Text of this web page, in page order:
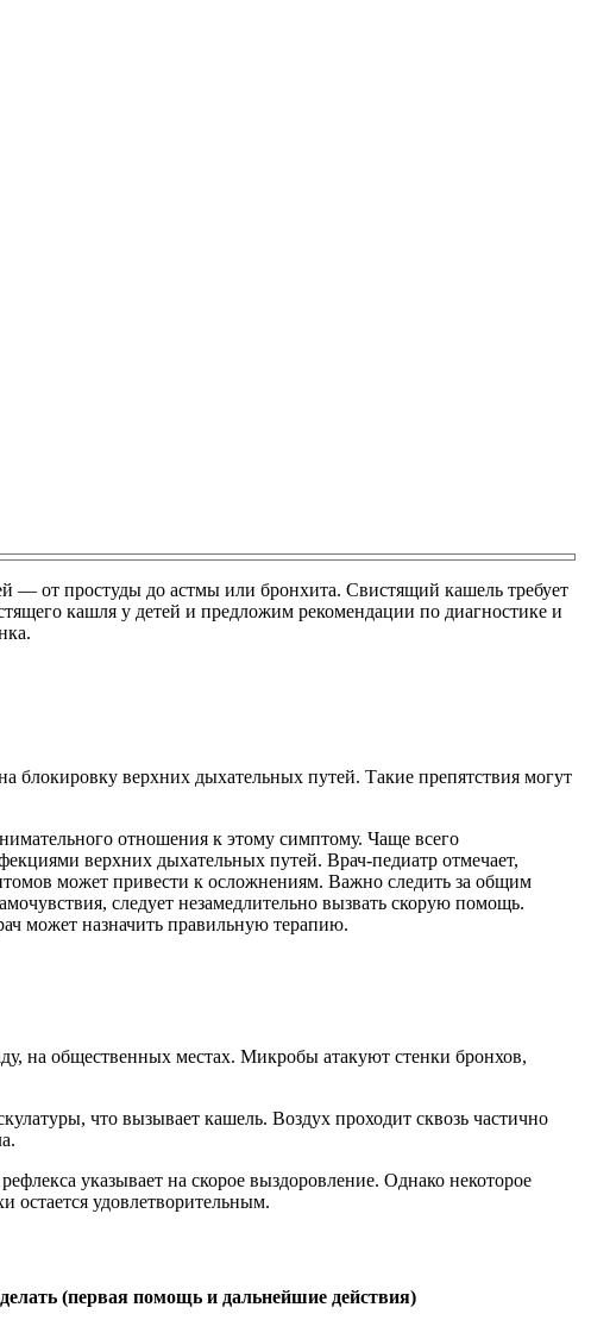
— от простуды до астмы или бронхита. Свистящий кашель требует
кашля у детей и предложим рекомендации по диагностике и
блокировку верхних дыхательных путей. Такие препятствия могут
отношения к этому симптому. Чаще всего
верхних дыхательных путей. Врач-педиатр отмечает,
может привести к осложнениям. Важно следить за общим
следует незамедлительно вызвать скорую помощь.
может назначить правильную терапию.
на общественных местах. Микробы атакуют стенки бронхов,
что вызывает кашель. Воздух проходит сквозь частично
указывает на скорое выздоровление. Однако некоторое
остается удовлетворительным.
(первая помощь и дальнейшие действия)